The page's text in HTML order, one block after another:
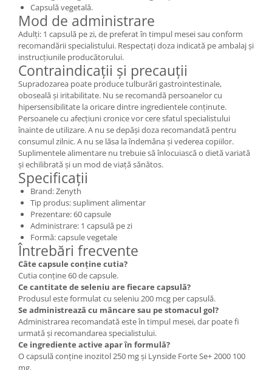
Capsulă vegetală.
Mod de administrare
Adulți: 1 capsulă pe zi, de preferat în timpul mesei sau conform
recomandării specialistului. Respectați doza indicată pe ambalaj și
instrucțiunile producătorului.
Contraindicații și precauții
Supradozarea poate produce tulburări gastrointestinale,
oboseală și iritabilitate. Nu se recomandă persoanelor cu
hipersensibilitate la oricare dintre ingredientele conținute.
Persoanele cu afecțiuni cronice vor cere sfatul specialistului
înainte de utilizare. A nu se depăși doza recomandată pentru
consumul zilnic. A nu se lăsa la îndemâna și vederea copiilor.
Suplimentele alimentare nu trebuie să înlocuiască o dietă variată
și echilibrată și un mod de viață sănătos.
Specificații
Brand: Zenyth
Tip produs: supliment alimentar
Prezentare: 60 capsule
Administrare: 1 capsulă pe zi
Formă: capsule vegetale
Întrebări frecvente
Câte capsule conține cutia?
Cutia conține 60 de capsule.
Ce cantitate de seleniu are fiecare capsulă?
Produsul este formulat cu seleniu 200 mcg per capsulă.
Se administrează cu mâncare sau pe stomacul gol?
Administrarea recomandată este în timpul mesei, dar poate fi
urmată și recomandarea specialistului.
Ce ingrediente active apar în formulă?
O capsulă conține inozitol 250 mg și Lynside Forte Se+ 2000 100
mg.